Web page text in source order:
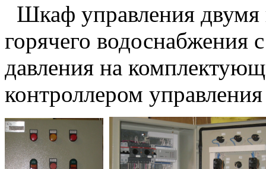
Шкаф управления двумя
горячего водоснабжения
давления на
контроллером